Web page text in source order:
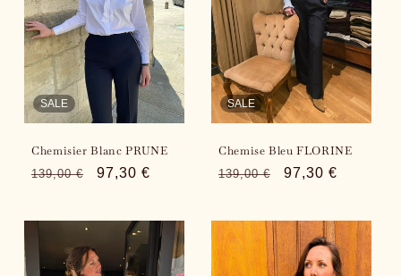
SALE
Chemisier Blanc PRUNE
Regular
139,00 €
Sale
97,30 €
SALE
Chemise Bleu FLORINE
Regular
139,00 €
Sale
97,30 €